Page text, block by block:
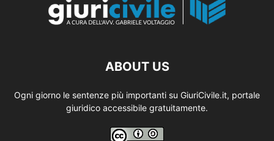
ABOUT US
Ogni giorno le sentenze più importanti su GiuriCivile.it, portale
giuridico accessibile gratuitamente.